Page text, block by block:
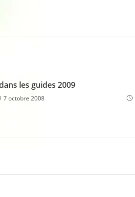
les guides 2009
7 octobre 2008